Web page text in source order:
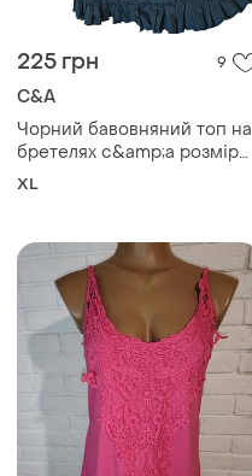
225 грн 9
C&A
Чорний бавовняний топ на
бретелях c&amp;a розмір
44-46 (l/xl), у стилі y2k/
XL